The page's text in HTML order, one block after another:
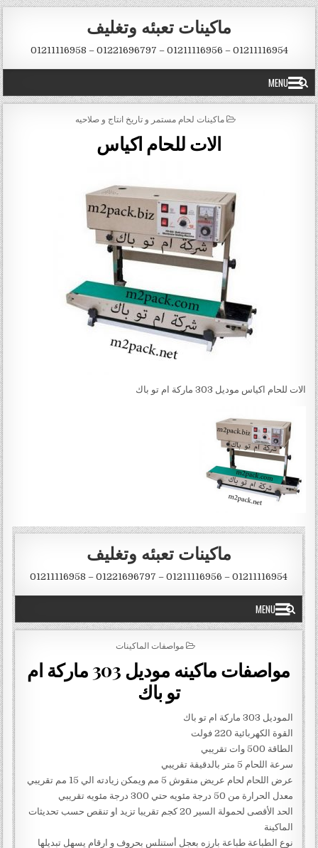
Skip to content
ماكينات تعبئه وتغليف
01211116954 – 01211116956 – 01221696797 – 01211116958
MENU
POSTED IN
ماكينات لحام مستمر و تاريخ انتاج و صلاحيه
الات للحام اكياس
الات للحام اكياس موديل 303 ماركة ام تو باك